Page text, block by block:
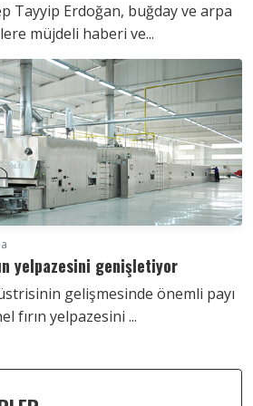
Tayyip Erdoğan, buğday ve arpa
müjdeli haberi ve...
yelpazesini genişletiyor
gelişmesinde önemli payı
fırın yelpazesini ...